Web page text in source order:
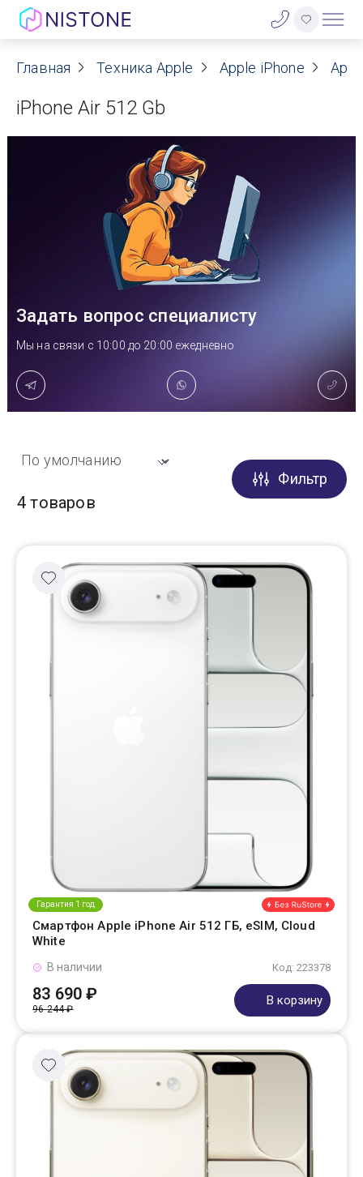
Акции
О нас
Договор оферты
Реквизиты
Контакты
Гарантия
Главная Техника Apple Apple iPhone
iPhone Air 512 Gb
Задать вопрос специалисту
Мы на связи с 10:00 до 20:00 ежедневно
4 товаров
Фильтр
Гарантия 1 год
Смартфон Apple iPhone Air 512 ГБ, eSIM, Cloud
White
Код: 223378
В наличии
83 690 ₽
96 244 ₽
В корзину